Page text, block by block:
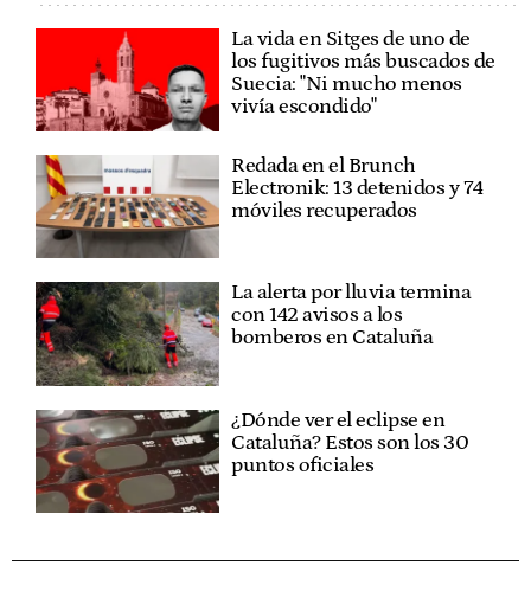
La vida en Sitges de uno de
los fugitivos más buscados de
Suecia: "Ni mucho menos
vivía escondido"
Redada en el Brunch
Electronik: 13 detenidos y 74
móviles recuperados
La alerta por lluvia termina
con 142 avisos a los
bomberos en Cataluña
¿Dónde ver el eclipse en
Cataluña? Estos son los 30
puntos oficiales